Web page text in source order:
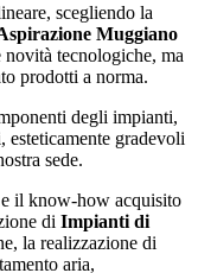
scegliendo la
Muggiano
tecnologiche, ma
prodotti a norma.
degli impianti,
gradevoli
sede.
il know-how acquisito
di Impianti di
la realizzazione di
aria,